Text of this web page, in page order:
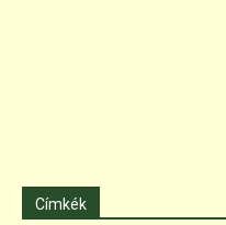
Címkék